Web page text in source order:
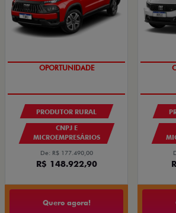
PRODUTOR RURAL
CNPJ E
MICROEMPRESÁRIOS
De: R$ 177.490,00
R$ 148.922,90
Quero agora!